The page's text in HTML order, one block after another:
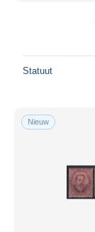
Statuut
Nieuw